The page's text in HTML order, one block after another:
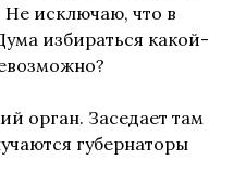
Не исключаю, что в
избираться какой-
орган. Заседает там
губернаторы